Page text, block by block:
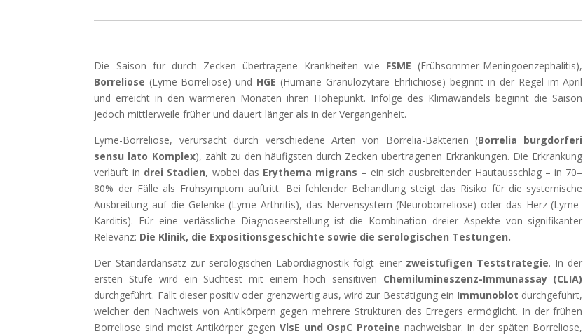
Die Saison für durch Zecken übertragene Krankheiten wie FSME (Frühsommer-Meningoenzephalitis),
Borreliose (Lyme-Borreliose) und HGE (Humane Granulozytäre Ehrlichiose) beginnt in der Regel im April
und erreicht in den wärmeren Monaten ihren Höhepunkt. Infolge des Klimawandels beginnt die Saison
jedoch mittlerweile früher und dauert länger als in der Vergangenheit.
Lyme-Borreliose, verursacht durch verschiedene Arten von Borrelia-Bakterien (Borrelia burgdorferi
sensu lato Komplex), zählt zu den häufigsten durch Zecken übertragenen Erkrankungen. Die Erkrankung
verläuft in drei Stadien, wobei das Erythema migrans – ein sich ausbreitender Hautausschlag – in 70–
80% der Fälle als Frühsymptom auftritt. Bei fehlender Behandlung steigt das Risiko für die systemische
Ausbreitung auf die Gelenke (Lyme Arthritis), das Nervensystem (Neuroborreliose) oder das Herz (Lyme-
Karditis). Für eine verlässliche Diagnoseerstellung ist die Kombination dreier Aspekte von signifikanter
Relevanz: Die Klinik, die Expositionsgeschichte sowie die serologischen Testungen.
Der Standardansatz zur serologischen Labordiagnostik folgt einer zweistufigen Teststrategie. In der
ersten Stufe wird ein Suchtest mit einem hoch sensitiven Chemilumineszenz-Immunassay (CLIA)
durchgeführt. Fällt dieser positiv oder grenzwertig aus, wird zur Bestätigung ein Immunoblot durchgeführt,
welcher den Nachweis von Antikörpern gegen mehrere Strukturen des Erregers ermöglicht. In der frühen
Borreliose sind meist Antikörper gegen VlsE und OspC Proteine nachweisbar. In der späten Borreliose,